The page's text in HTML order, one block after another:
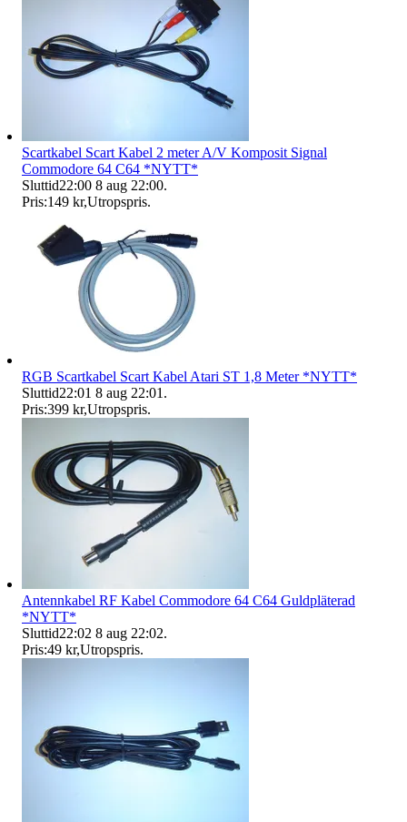
Scartkabel Scart Kabel 2 meter A/V Komposit Signal
Commodore 64 C64 *NYTT*
Sluttid22:00 8 aug 22:00.
Pris:149 kr,Utropspris.
RGB Scartkabel Scart Kabel Atari ST 1,8 Meter *NYTT*
Sluttid22:01 8 aug 22:01 .
Pris:399 kr,Utropspris.
Antennkabel RF Kabel Commodore 64 C64 Guldpläterad
*NYTT*
Sluttid22:02 8 aug 22:02.
Pris:49 kr,Utropspris.